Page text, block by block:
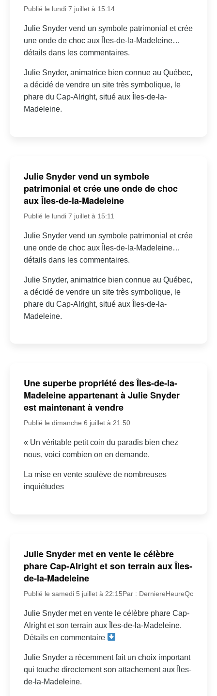
Publié le lundi 7 juillet à 15:14
Julie Snyder vend un symbole patrimonial et crée
une onde de choc aux Îles-de-la-Madeleine…
détails dans les commentaires.
Julie Snyder, animatrice bien connue au Québec,
a décidé de vendre un site très symbolique, le
phare du Cap-Alright, situé aux Îles-de-la-
Madeleine.
Julie Snyder vend un symbole
patrimonial et crée une onde de choc
aux Îles-de-la-Madeleine
Publié le lundi 7 juillet à 15:11
Julie Snyder vend un symbole patrimonial et crée
une onde de choc aux Îles-de-la-Madeleine…
détails dans les commentaires.
Julie Snyder, animatrice bien connue au Québec,
a décidé de vendre un site très symbolique, le
phare du Cap-Alright, situé aux Îles-de-la-
Madeleine.
Une superbe propriété des Îles-de-la-
Madeleine appartenant à Julie Snyder
est maintenant à vendre
Publié le dimanche 6 juillet à 21:50
« Un véritable petit coin du paradis bien chez
nous, voici combien on en demande.
La mise en vente soulève de nombreuses
inquiétudes
Julie Snyder met en vente le célèbre
phare Cap-Alright et son terrain aux Îles-
de-la-Madeleine
Publié le samedi 5 juillet à 22:15Par : DerniereHeureQc
Julie Snyder met en vente le célèbre phare Cap-
Alright et son terrain aux Îles-de-la-Madeleine.
Détails en commentaire
Julie Snyder a récemment fait un choix important
qui touche directement son attachement aux Îles-
de-la-Madeleine.